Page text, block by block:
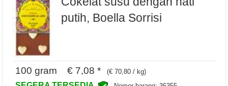
putih, Boella Sorrisi
100 gram € 7,08 * (€ 70,80 / kg)